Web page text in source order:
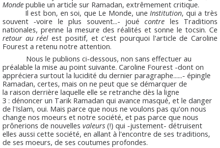
Monde publie un article sur Ramadan, extrêmement critique.
Il est bon, en soi, que Le Monde, uneInstitution, qui a très
souvent -voire le plus souvent...- jouécontre les Traditions
nationales, prenne la mesure des réalités et sonne le tocsin. Ce
retour au réel est positif, et c'est pourquoi l'article de Caroline
Fourest a retenu notre attention.
Nous le publions ci-dessous, non sans effectuer au
préalable la mise au point suivante. Caroline Fourest -dont on
appréciera surtout la lucidité du dernier paragraphe......- épingle
Ramadan, certes, mais on ne peut que se démarquer de
la raison derrière laquelle elle se retranche dès la ligne
3 : dénoncer un Tarik Ramadan qui avance masqué, et le danger
de l'Islam, oui. Mais parce que nous ne voulons pas qu'on nous
change nos moeurs et notre société, et pas parce que nous
prônerions de nouvelles valeurs (!) qui -justement- détruisent
elles aussi cette société, en allant à l'encontre de ses traditions,
de ses moeurs, de ses coutumes profondes.